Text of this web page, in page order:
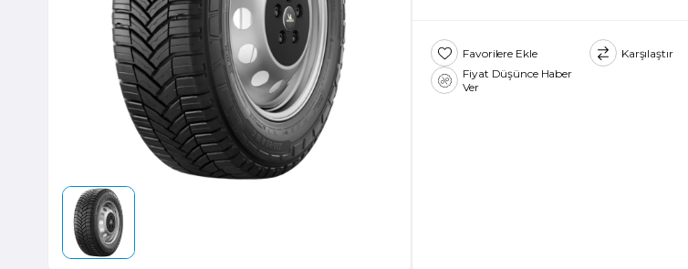
Favorilere Ekle
Karşılaştır
Fiyat Düşünce Haber
Ver